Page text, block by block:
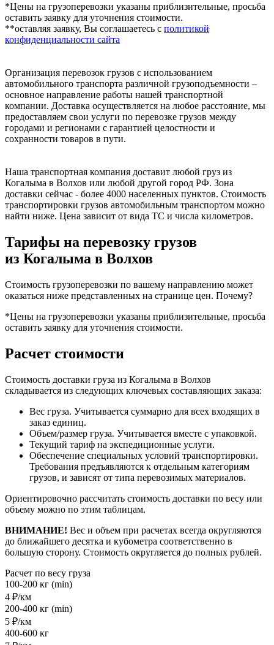
*Цены на грузоперевозки указаны приблизительные, просьба
оставить заявку для уточнения стоимости.
**оставляя заявку, Вы соглашаетесь с политикой
конфиденциальности сайта
Организация перевозок грузов с использованием
автомобильного транспорта различной грузоподъемности –
основное направление работы нашей транспортной
компании. Доставка осуществляется на любое расстояние, мы
предоставляем свои услуги по перевозке грузов между
городами и регионами с гарантией целостности и
сохранности товаров в пути.
Наша транспортная компания доставит любой груз из
Когалыма в Волхов или любой другой город РФ. Зона
доставки сейчас - более 4000 населенных пунктов. Стоимость
транспортировки грузов автомобильным транспортом можно
найти ниже. Цена зависит от вида ТС и числа километров.
Тарифы на перевозку грузов
из Когалыма в Волхов
Стоимость грузоперевозки по вашему направлению может
оказаться ниже представленных на странице цен. Почему?
*Цены на грузоперевозки указаны приблизительные, просьба
оставить заявку для уточнения стоимости.
Расчет стоимости
Стоимость доставки груза из Когалыма в Волхов
складывается из следующих ключевых составляющих заказа:
Вес груза. Учитывается суммарно для всех входящих в
заказ единиц.
Объем/размер груза. Учитывается вместе с упаковкой.
Текущий тариф на экспедиционные услуги.
Обеспечение специальных условий транспортировки.
Требования предъявляются к отдельным категориям
грузов, и зависят от типа перевозимых материалов.
Ориентировочно рассчитать стоимость доставки по весу или
объему можно по этим таблицам.
ВНИМАНИЕ! Вес и объем при расчетах всегда округляются
до ближайшего десятка и кубометра соответственно в
большую сторону. Стоимость округляется до полных рублей.
Расчет по весу груза
100-200 кг (min)
4 ₽/км
200-400 кг (min)
5 ₽/км
400-600 кг